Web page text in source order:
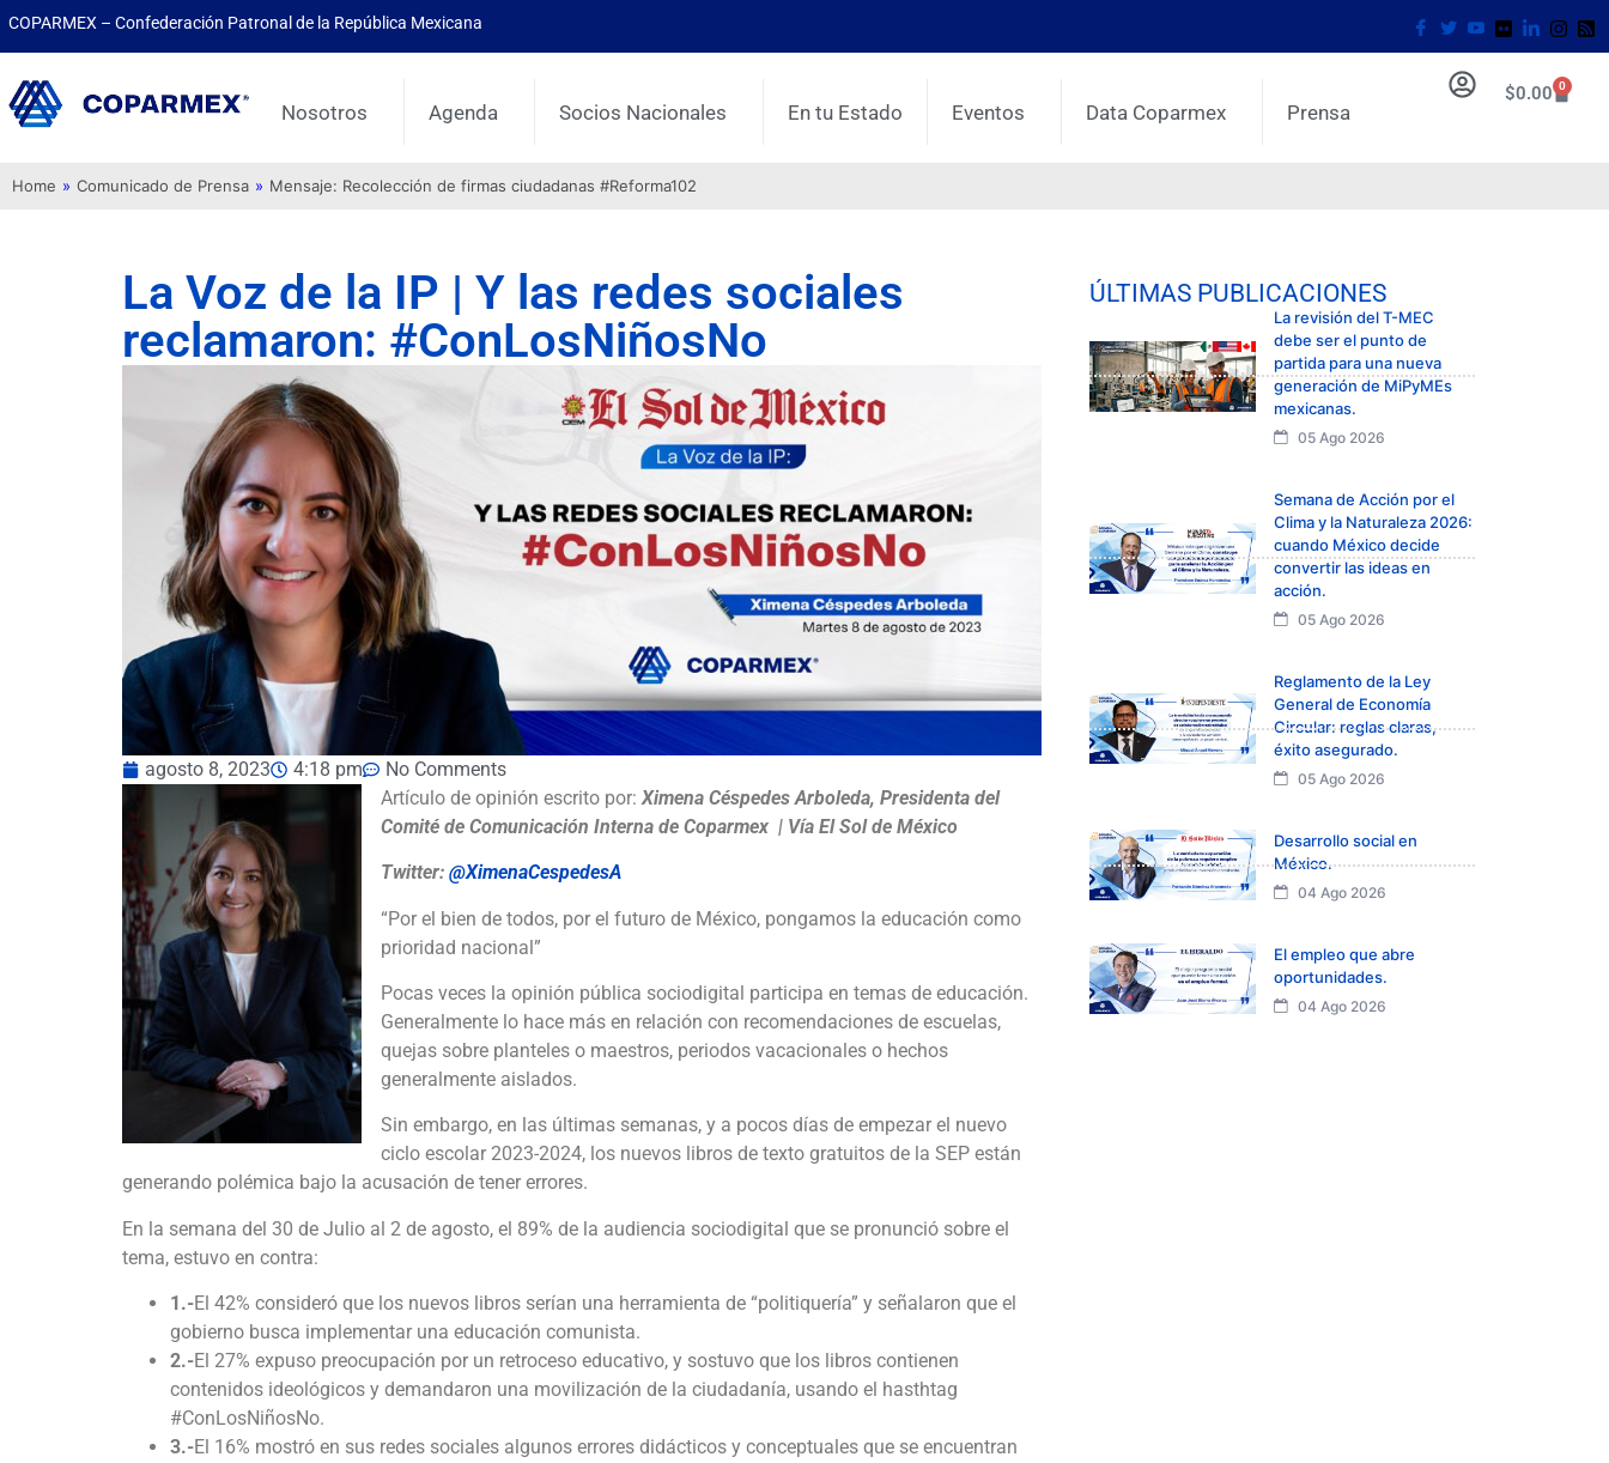
COPARMEX – Confederación Patronal de la República Mexicana
Nosotros Agenda Socios Nacionales En tu Estado Eventos Data Coparmex Prensa
$0.00 0
Home » Comunicado de Prensa » Mensaje: Recolección de firmas ciudadanas #Reforma102
La Voz de la IP | Y las redes sociales
reclamaron: #ConLosNiñosNo
agosto 8, 2023 4:18 pm
No Comments
Artículo de opinión escrito por:Ximena Céspedes Arboleda, Presidenta del
Comité de Comunicación Interna de Coparmex | Vía El Sol de México
Twitter: @XimenaCespedesA
“Por el bien de todos, por el futuro de México, pongamos la educación como
prioridad nacional”
Pocas veces la opinión pública sociodigital participa en temas de educación.
Generalmente lo hace más en relación con recomendaciones de escuelas,
quejas sobre planteles o maestros, periodos vacacionales o hechos
generalmente aislados.
Sin embargo, en las últimas semanas, y a pocos días de empezar el nuevo
ciclo escolar 2023-2024, los nuevos libros de texto gratuitos de la SEP están
generando polémica bajo la acusación de tener errores.
En la semana del 30 de Julio al 2 de agosto, el 89% de la audiencia sociodigital que se pronunció sobre el
tema, estuvo en contra:
1.-El 42% consideró que los nuevos libros serían una herramienta de “politiquería” y señalaron que el
gobierno busca implementar una educación comunista.
2.-El 27% expuso preocupación por un retroceso educativo, y sostuvo que los libros contienen
contenidos ideológicos y demandaron una movilización de la ciudadanía, usando el hasthtag
#ConLosNiñosNo.
3.-El 16% mostró en sus redes sociales algunos errores didácticos y conceptuales que se encuentran
ÚLTIMAS PUBLICACIONES
La revisión del T-MEC
debe ser el punto de
partida para una nueva
generación de MiPyMEs
mexicanas.
05 Ago 2026
Semana de Acción por el
Clima y la Naturaleza 2026:
cuando México decide
convertir las ideas en
acción.
05 Ago 2026
Reglamento de la Ley
General de Economía
Circular: reglas claras,
éxito asegurado.
05 Ago 2026
Desarrollo social en
México.
04 Ago 2026
El empleo que abre
oportunidades.
04 Ago 2026